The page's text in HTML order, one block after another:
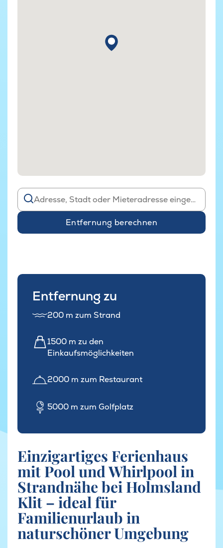
Entfernung berechnen
Entfernung zu
200 m zum Strand
1500 m zu den
Einkaufsmöglichkeiten
2000 m zum Restaurant
5000 m zum Golfplatz
Einzigartiges Ferienhaus
mit Pool und Whirlpool in
Strandnähe bei Holmsland
Klit – ideal für
Familienurlaub in
naturschöner Umgebung